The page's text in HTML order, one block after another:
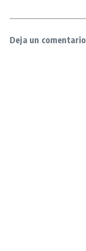
Deja un comentario